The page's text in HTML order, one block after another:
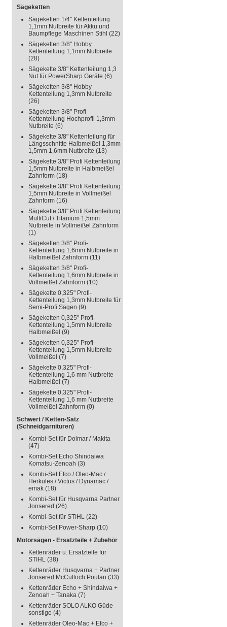
Sägeketten
Sägeketten 1/4" Kettenteilung
1,1mm Nutbreite für Akku und
Baumpflege Maschinen Stihl (22)
Sägeketten 3/8" Hobby
Kettenteilung 1,1mm Nutbreite
(28)
Sägekette 3/8" Kettenteilung 1,3
Nut für PowerSharp Geräte (6)
Sägeketten 3/8" Hobby
Kettenteilung 1,3mm Nutbreite
(26)
Sägeketten 3/8" Profi
Kettenteilung Hochprofil 1,3mm
Nutbreite (6)
Sägekette 3/8" Kettenteilung für
Längsschnitte Halbmeißel 1,3mm
1,5mm 1,6mm Nutbreite (13)
Sägekette 3/8" Profi Kettenteilung
1,5mm Nutbreite in Halbmeißel
Zahnform (18)
Sägekette 3/8" Profi Kettenteilung
1,5mm Nutbreite in Vollmeißel
Zahnform (16)
Sägekette 3/8" Profi Kettenteilung
MultiCut / Titanium 1,5mm
Nutbreite in Vollmeißel Zahnform
(1)
Sägeketten 3/8" Profi-
Kettenteilung 1,6mm Nutbreite in
Halbmeißel Zahnform (11)
Sägeketten 3/8" Profi-
Kettenteilung 1,6mm Nutbreite in
Vollmeißel Zahnform (10)
Sägekette 0,325" Profi-
Kettenteilung 1,3mm Nutbreite für
Semi-Profi Sägen (9)
Sägeketten 0,325" Profi-
Kettenteilung 1,5mm Nutbreite
Halbmeißel (9)
Sägeketten 0,325" Profi-
Kettenteilung 1,5mm Nutbreite
Vollmeißel (7)
Sägekette 0,325" Profi-
Kettenteilung 1,6 mm Nutbreite
Halbmeißel (7)
Sägekette 0,325" Profi-
Kettenteilung 1,6 mm Nutbreite
Vollmeißel Zahnform (0)
Schwert / Ketten-Satz
(Schneidgarnituren)
Kombi-Set für Dolmar / Makita
(47)
Kombi-Set Echo Shindaiwa
Komatsu-Zenoah (3)
Kombi-Set Efco / Oleo-Mac /
Herkules / Victus / Dynamac /
emak (18)
Kombi-Set für Husqvarna Partner
Jonsered (26)
Kombi-Set für STIHL (22)
Kombi-Set Power-Sharp (10)
Motorsägen - Ersatzteile + Zubehör
Kettenräder u. Ersatzteile für
STIHL (38)
Kettenräder Husqvarna + Partner
Jonsered McCulloch Poulan (33)
Kettenräder Echo + Shindaiwa +
Zenoah + Tanaka (7)
Kettenräder SOLO ALKO Güde
sonstige (4)
Kettenräder Oleo-Mac + Efco +